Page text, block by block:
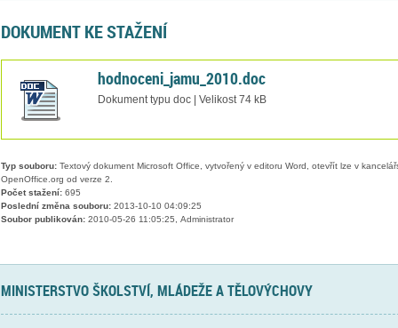
DOKUMENT KE STAŽENÍ
hodnoceni_jamu_2010.doc
Dokument typu doc | Velikost 74 kB
Typ souboru:Textový dokument Microsoft Office, vytvořený v editoru Word, otevřít lze v
OpenOffice.org od verze 2.
Počet stažení:695
Poslední změna souboru:2013-10-10 04:09:25
Soubor publikován:2010-05-26 11:05:25, Administrator
MINISTERSTVO ŠKOLSTVÍ, MLÁDEŽE A TĚLOVÝCHOVY